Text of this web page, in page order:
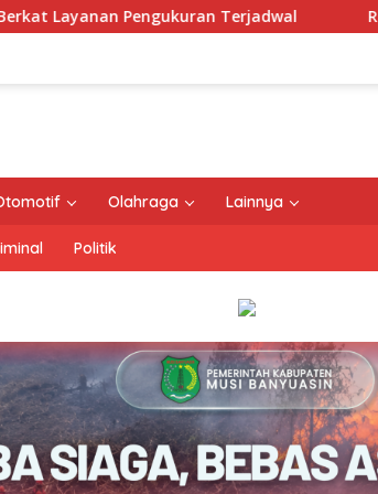
Rakor Bersama Pemda Se-
Olahraga Lainnya
Politik